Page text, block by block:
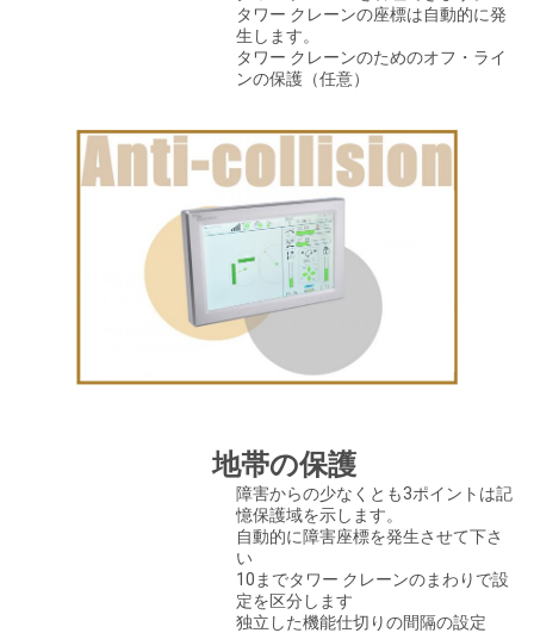
タワー クレーンの座標は自動的に発
生します。
タワー クレーンのためのオフ・ライ
ンの保護（任意）
地帯の保護
障害からの少なくとも3ポイントは記
憶保護域を示します。
自動的に障害座標を発生させて下さ
い
10までタワー クレーンのまわりで設
定を区分します
独立した機能仕切りの間隔の設定